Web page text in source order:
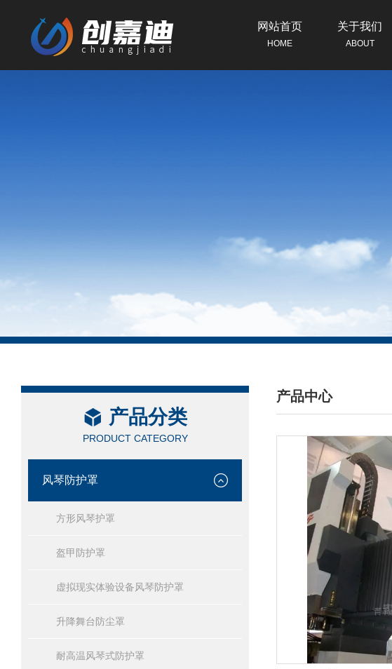
网站首页
HOME
关于我们
ABOUT
产品分类
PRODUCT CATEGORY
风琴防护罩
方形风琴护罩
盔甲防护罩
虚拟现实体验设备风琴防护罩
升降舞台防尘罩
耐高温风琴式防护罩
产品中心
/ PRODUCTS CENTER